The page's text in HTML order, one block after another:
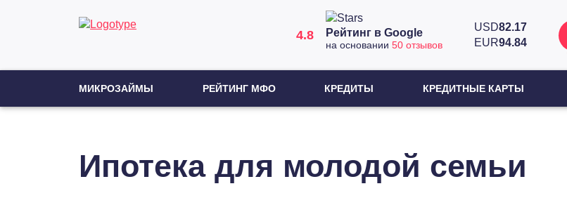
4.8 Рейтинг в Google
на основании 50 отзывов
USD82.17
EUR94.84
МИКРОЗАЙМЫ РЕЙТИНГ МФО КРЕДИТЫ КРЕДИТНЫЕ КАРТЫ
Ипотека для молодой семьи